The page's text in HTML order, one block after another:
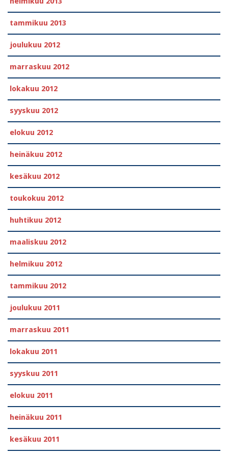
tammikuu 2013
joulukuu 2012
marraskuu 2012
lokakuu 2012
syyskuu 2012
elokuu 2012
heinäkuu 2012
kesäkuu 2012
toukokuu 2012
huhtikuu 2012
maaliskuu 2012
helmikuu 2012
tammikuu 2012
joulukuu 2011
marraskuu 2011
lokakuu 2011
syyskuu 2011
elokuu 2011
heinäkuu 2011
kesäkuu 2011